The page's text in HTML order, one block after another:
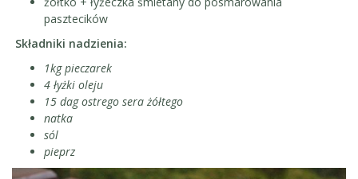
pasztecików
Składniki nadzienia:
1kg pieczarek
4 łyżki oleju
15 dag ostrego sera żółtego
natka
sól
pieprz